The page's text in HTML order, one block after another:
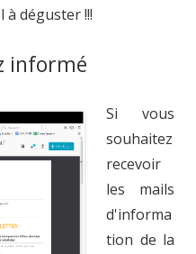
à déguster !!!
informé
Si vous
souhaitez
recevoir
les mails
d'informa
tion de la